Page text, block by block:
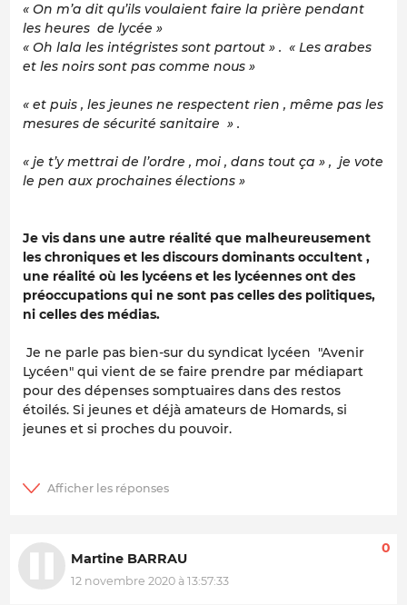
« On m’a dit qu’ils voulaient faire la prière pendant
les heures de lycée »
« Oh lala les intégristes sont partout » . « Les arabes
et les noirs sont pas comme nous »
« et puis , les jeunes ne respectent rien , même pas les
mesures de sécurité sanitaire » .
« je t’y mettrai de l’ordre , moi , dans tout ça » , je vote
le pen aux prochaines élections »
Je vis dans une autre réalité que malheureusement
les chroniques et les discours dominants occultent ,
une réalité où les lycéens et les lycéennes ont des
préoccupations qui ne sont pas celles des politiques,
ni celles des médias.
Je ne parle pas bien-sur du syndicat lycéen "Avenir
Lycéen" qui vient de se faire prendre par médiapart
pour des dépenses somptuaires dans des restos
étoilés. Si jeunes et déjà amateurs de Homards, si
jeunes et si proches du pouvoir.
Martine BARRAU
12 novembre 2020 à 13:57:33
0